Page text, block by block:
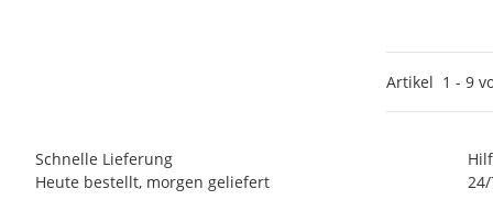
Artikel 1 - 9
Schnelle Lieferung
Heute bestellt, morgen geliefert